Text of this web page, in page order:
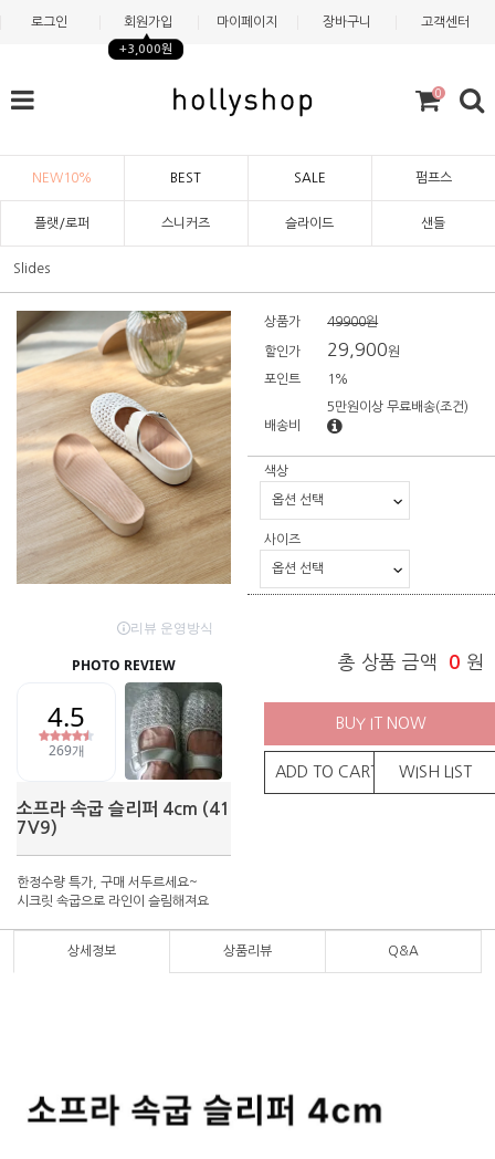
로그인 회원가입
+3,000원
마이페이지 장바구니 고객센터
0
NEW10% BEST SALE 펌프스
플랫/로퍼 스니커즈 슬라이드 샌들
Slides
소프라 속굽 슬리퍼 4cm (41
7V9)
한정수량 특가, 구매 서두르세요~
시크릿 속굽으로 라인이 슬림해져요
상품가 49900원
할인가 29,900원
포인트 1%
배송비
5만원이상 무료배송(조건)
색상
사이즈
총 상품 금액 0 원
BUY IT NOW
ADD TO CART WISH LIST
상세정보 상품리뷰 Q&A